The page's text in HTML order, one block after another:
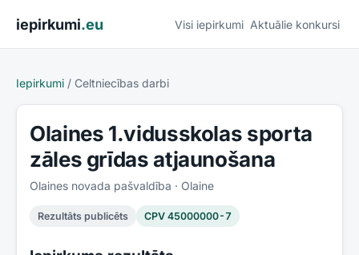
iepirkumi.eu Visi iepirkumi Aktuālie konkursi
Iepirkumi / Celtniecības darbi
Olaines 1.vidusskolas sporta
zāles grīdas atjaunošana
Olaines novada pašvaldība · Olaine
Rezultāts publicēts CPV 45000000-7